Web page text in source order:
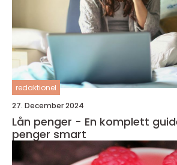
redaktionel
27. December 2024
Lån penger - En komplett
penger smart